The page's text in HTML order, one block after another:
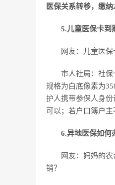
医保关系转移，缴
5.儿童医保卡到
网友：儿童医
市人社局：社
规格为白底像素为
护人携带参保人身
可以；若户口簿户
6.异地医保如何
网友：妈妈的
销？